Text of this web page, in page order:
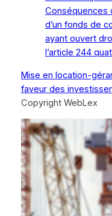
Conséquences
d’un fonds de
ayant ouvert
l’article 244
Mise en location-
faveur des
Copyright WebLex